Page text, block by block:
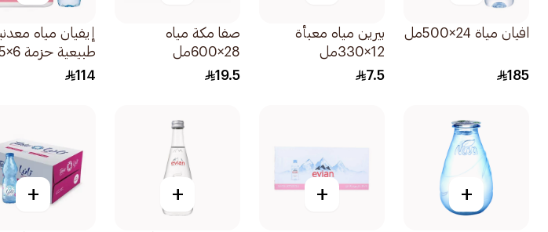
افيان مياة 24×500مل
185
بيرين مياه معبأة
12×330مل
7.5
صفا مكة مياه
28×600مل
19.5
إيفيان مياه
طبيعية حزمة 6×1.5لتر
114
+
+
+
+